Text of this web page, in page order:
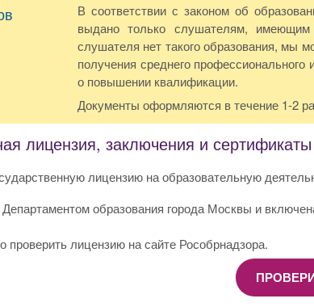
В соответствии с законом об
выдано только слушателям,
слушателя нет такого образования, мы
получения среднего
о повышении квалификации.
Документы оформляются в течение 1-2
лицензия, заключения и сертификаты
лицензию на образовательную
образования города Москвы и
лицензию на сайте Рособрнадзора.